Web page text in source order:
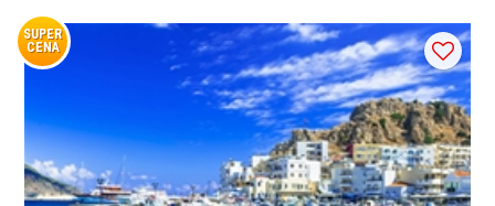
SUPER
CENA